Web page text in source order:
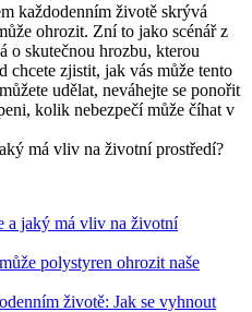
každodenním životě skrývá
ohrozit. Zní to jako scénář z
o skutečnou hrozbu, kterou
chcete zjistit, jak vás může tento
udělat, neváhejte se ponořit
kolik nebezpečí může číhat v
a jaký má vliv na životní
polystyren ohrozit naše
životě: Jak se vyhnout